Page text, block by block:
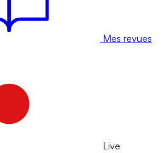
Mes revues
Live